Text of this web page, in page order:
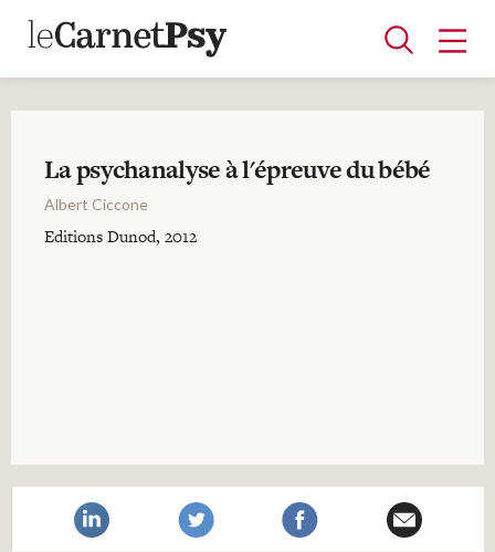
Articles
Recherches
La psychanalyse à l'épreuve du bébé
Albert Ciccone
Editions Dunod, 2012